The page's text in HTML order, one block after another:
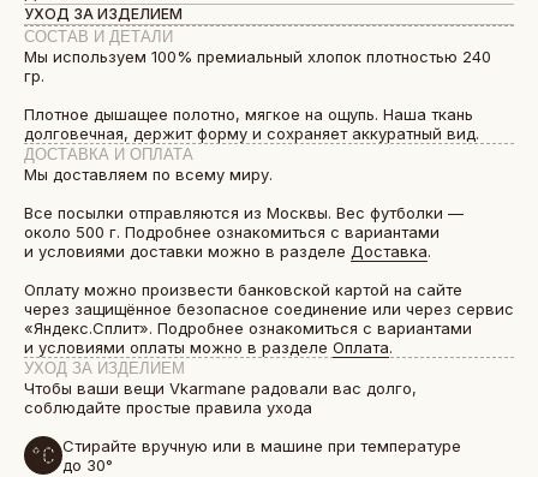
УХОД ЗА ИЗДЕЛИЕМ
СОСТАВ И ДЕТАЛИ
Мы используем 100% премиальный хлопок плотностью 240
гр.
Плотное дышащее полотно, мягкое на ощупь. Наша ткань
долговечная, держит форму и сохраняет аккуратный вид.
ДОСТАВКА И ОПЛАТА
Мы доставляем по всему миру.
Все посылки отправляются из Москвы. Вес футболки —
около 500 г. Подробнее ознакомиться с вариантами
и условиями доставки можно в разделе Доставка.
Оплату можно произвести банковской картой на сайте
через защищённое безопасное соединение или через сервис
«Яндекс.Сплит». Подробнее ознакомиться с вариантами
и условиями оплаты можно в разделе Оплата.
УХОД ЗА ИЗДЕЛИЕМ
Чтобы ваши вещи Vkarmane радовали вас долго,
соблюдайте простые правила ухода
Стирайте вручную или в машине при температуре
до 30°